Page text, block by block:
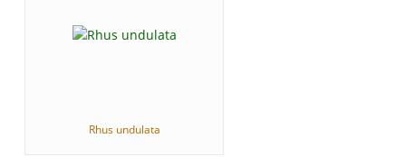
Rhus undulata